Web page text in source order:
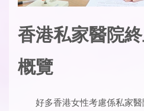
香港私家醫院
概覽
好多香港女性考慮係私家